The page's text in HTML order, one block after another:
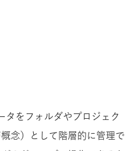
タをフォルダやプロジェク
念）として階層的に管理で